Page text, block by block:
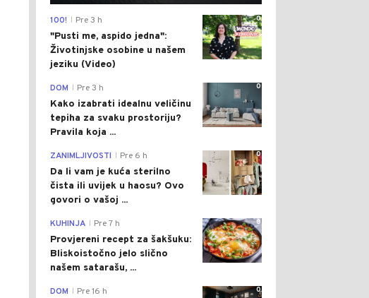
0
100! Pre 3 h
"Pusti me, aspido jedna":
Životinjske osobine u našem
jeziku (Video)
0
DOM Pre 3 h
Kako izabrati idealnu veličinu
tepiha za svaku prostoriju?
Pravila koja ...
0
ZANIMLJIVOSTI Pre 6 h
Da li vam je kuća sterilno
čista ili uvijek u haosu? Ovo
govori o vašoj ...
0
KUHINJA Pre 7 h
Provjereni recept za šakšuku:
Bliskoistočno jelo slično
našem satarašu, ...
0
DOM Pre 16 h